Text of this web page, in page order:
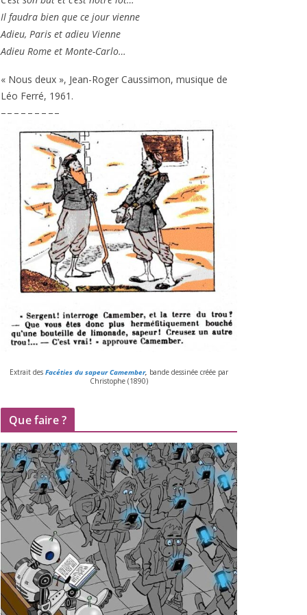
Il fau­dra bien que ce jour vienne
Adieu, Paris et adieu Vienne
Adieu Rome et Monte-Carlo…
« Nous deux », Jean-Roger Caussimon, musique de
Léo Ferré, 1961 .
– – – – – – – – –
Extrait des Facéties du sapeur Camember, bande des­si­née créée par
Christophe (1890)
Que faire ?